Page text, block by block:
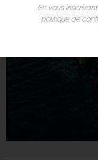
En vous
politique de